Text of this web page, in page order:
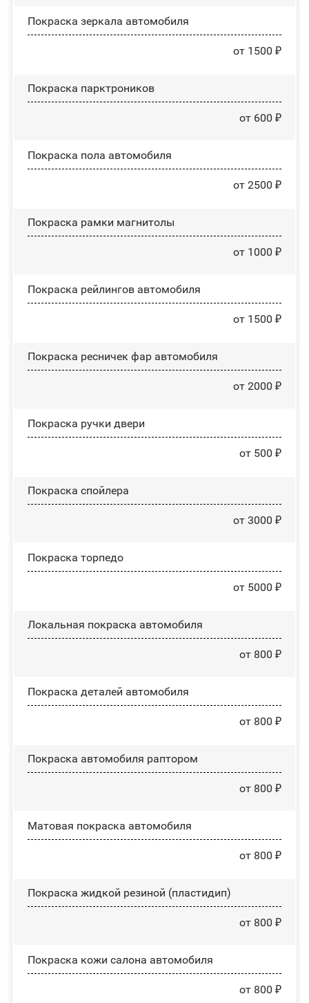
Покраска зеркала автомобиля
от 1500 ₽
Покраска парктроников
от 600 ₽
Покраска пола автомобиля
от 2500 ₽
Покраска рамки магнитолы
от 1000 ₽
Покраска рейлингов автомобиля
от 1500 ₽
Покраска ресничек фар автомобиля
от 2000 ₽
Покраска ручки двери
от 500 ₽
Покраска спойлера
от 3000 ₽
Покраска торпедо
от 5000 ₽
Локальная покраска автомобиля
от 800 ₽
Покраска деталей автомобиля
от 800 ₽
Покраска автомобиля раптором
от 800 ₽
Матовая покраска автомобиля
от 800 ₽
Покраска жидкой резиной (пластидип)
от 800 ₽
Покраска кожи салона автомобиля
от 800 ₽